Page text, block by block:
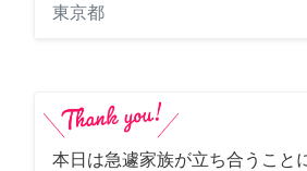
東京都
本日は急遽家族が立ち合うこと